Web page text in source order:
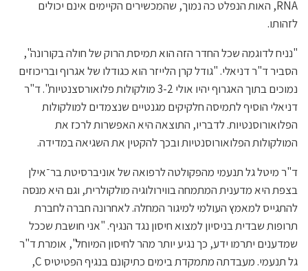
RNA, האות הנפלט כה נמוך, שהמכשירים הקיימים אינם יכולים
לזהותו.
"נניח לדוגמה שכל החדר הזה הוא תמיסת הרוק של חולה בקורונה",
הסביר ד"ר דניאלי. "גודל קרן הלייזר הוא כגודלו של אגרוף ובריכוזים
נמוכים בתוך האגרוף יהיו אולי 3-2 מולקולות פלואורסצנטיות". ד"ר
דניאלי הוסיף לתמיסה חלקיקים מגנטיים שנצמדים למולקולות
הפלואורוסנטיות. לדבריו, התוצאה היא האפשרות לרכז את
המולקולות הפלואורוסנטיות ובכך להקטין את השגיאה במדידה.
ד"ר מיטל גל תנעמי מהפקולטה לרפואה של אוניברסיטת בר־אילן
בצפת היא מדענית המתמחה בווירולוגיה מולקולרית, וגם היא מנסה
להתגייס למאמץ העולמי למיגור המחלה. לאחרונה חברה לחברת
תרופות שבדית בניסיון למצוא חיסון נגד הנגיף. "אני חושבת שככל
שמדענים יתרמו ידע, כך נגיע יותר מהר לחיסון המיוחל", אומרת ד"ר
גל תנעמי. מעבדתה מתמקדת בימים כתיקונם בנגיף הפטיטיס C,